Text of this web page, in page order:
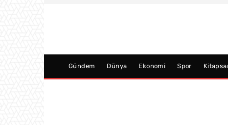
Gündem Dünya Ekonomi Spor